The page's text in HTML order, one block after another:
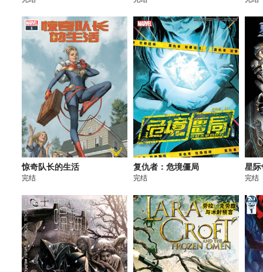
惊奇队长的生活
完结
复仇者：危境僵局
完结
星际
完结